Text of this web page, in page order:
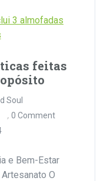
feitas
Soul
0 Comment
e Bem-Estar
O